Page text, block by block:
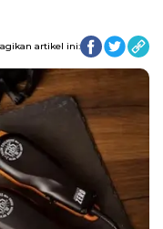
artikel ini: